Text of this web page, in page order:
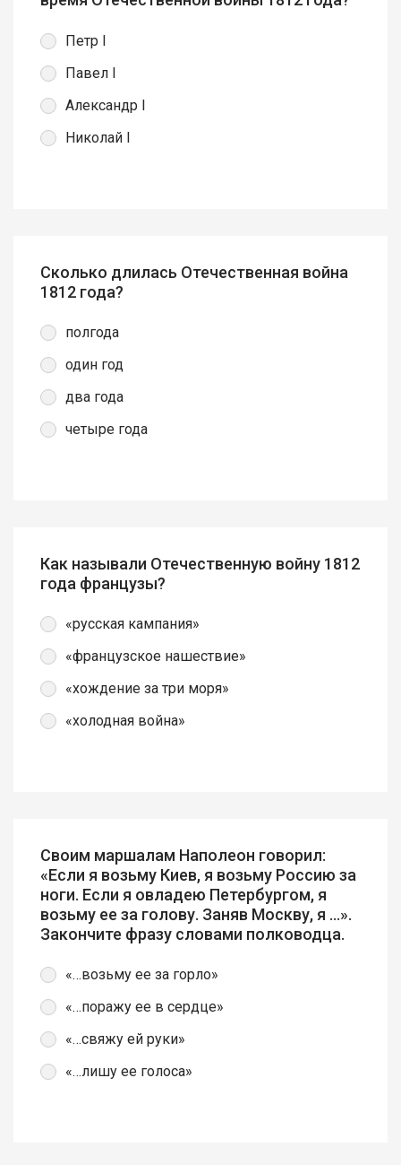
Петр I
Павел I
Александр I
Николай I
Сколько длилась Отечественная война
1812 года?
полгода
один год
два года
четыре года
Как называли Отечественную войну 1812
года французы?
«русская кампания»
«французское нашествие»
«хождение за три моря»
«холодная война»
Своим маршалам Наполеон говорил:
«Если я возьму Киев, я возьму Россию за
ноги. Если я овладею Петербургом, я
возьму ее за голову. Заняв Москву, я …».
Закончите фразу словами полководца.
«…возьму ее за горло»
«…поражу ее в сердце»
«…свяжу ей руки»
«…лишу ее голоса»